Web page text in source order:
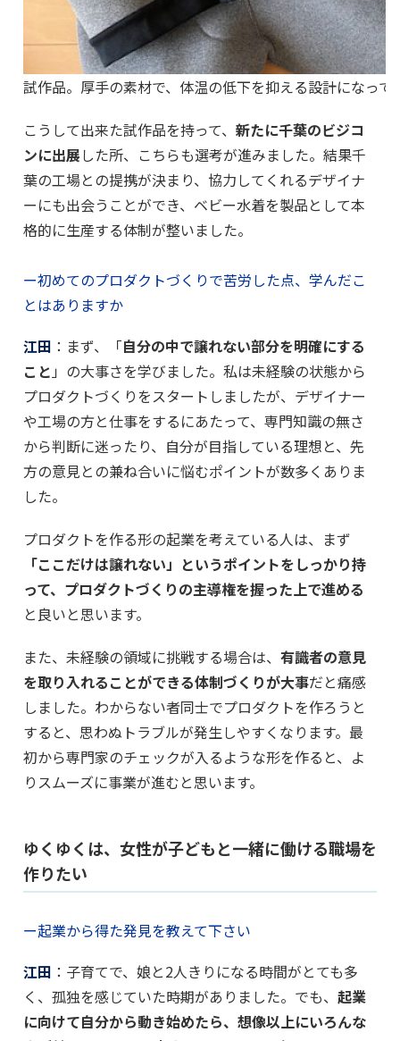
試作品。厚手の素材で、体温の低下を抑える設計になって
こうして出来た試作品を持って、 新たに千葉のビジコ
ンに出展した所、こちらも選考が進みました。結果千
葉の工場との提携が決まり、協力してくれるデザイナ
ーにも出会うことができ、ベビー水着を製品として本
格的に生産する体制が整いました。
ー初めてのプロダクトづくりで苦労した点、学んだこ
とはありますか
江田 ：まず、「自分の中で譲れない部分を明確にする
こと 」の大事さを学びました。私は未経験の状態から
プロダクトづくりをスタートしましたが、デザイナー
や工場の方と仕事をするにあたって、専門知識の無さ
から判断に迷ったり、自分が目指している理想と、先
方の意見との兼ね合いに悩むポイントが数多くありま
した。
プロダクトを作る形の起業を考えている人は、まず
「ここだけは譲れない」というポイントをしっかり持
って、プロダクトづくりの主導権を握った上で進める
と良いと思います。
また、未経験の領域に挑戦する場合は、 有識者の意見
を取り入れることができる体制づくりが大事だと痛感
しました。わからない者同士でプロダクトを作ろうと
すると、思わぬトラブルが発生しやすくなります。最
初から専門家のチェックが入るような形を作ると、よ
りスムーズに事業が進むと思います。
ゆくゆくは、女性が子どもと一緒に働ける職場を
作りたい
ー起業から得た発見を教えて下さい
江田 ：子育てで、娘と2人きりになる時間がとても多
く、孤独を感じていた時期がありました。でも、 起業
に向けて自分から動き始めたら、想像以上にいろんな